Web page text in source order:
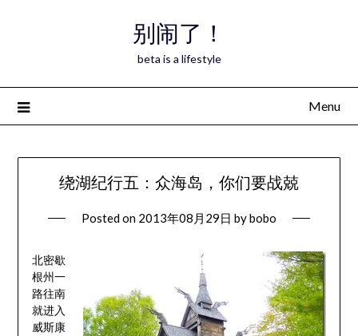
别闹了！
beta is a lifestyle
Menu
绕湖纪行五：众海岛，你们要战兢
Posted on 2013年08月29日 bybobo
北密歇
根州一
路往南
就进入
威斯康